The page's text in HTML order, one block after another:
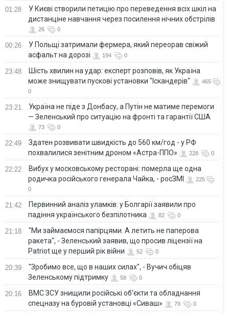
01:28
У Києві створили петицію про переведення всіх шкіл на
дистанціне навчання через посилення нічних обстрілів
26 0
00:26
У Польщі затримали фермера, який переорав свіжий
асфальт на дорозі
194 0
23:48
Шість хвилин на удар: експерт розповів, як Україна
може знищувати пускові установки "Іскандерів"
465
0
23:21
Україна не піде з Донбасу, а Путін не матиме перемоги
— Зеленський про ситуацію на фронті та гарантії США
73 0
22:49
Здатен розвивати швидкість до 560 км/год - у РФ
похвалилися зенітним дроном «Астра-ППО»
228 0
22:22
Вибух у московському ресторані: померла ще одна
родичка російського генерала Чайка, - росЗМІ
225
0
21:42
Первинний аналіз уламків: у Болгарії заявили про
падіння українського безпілотника
82 0
21:18
"Ми займаємося папірцями. А летить не паперова
ракета", - Зеленський заявив, що просив ліцензії на
Patriot ще у перший рік війни
52 0
20:39
"Зробимо все, що в наших силах", - Вучич обіцяв
Зеленському підтримку
58 0
20:16
ВМС ЗСУ знищили російські об'єкти та обладнання
спецназу на буровій установці «Сиваш»
79 0